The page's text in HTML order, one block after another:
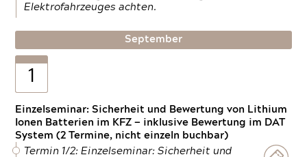
Elektrofahrzeuges achten.
September
1
Einzelseminar: Sicherheit und Bewertung von Lithium
Ionen Batterien im KFZ — inklusive Bewertung im DAT
System (2 Termine, nicht einzeln buchbar)
Termin 1/2: Einzelseminar: Sicherheit und